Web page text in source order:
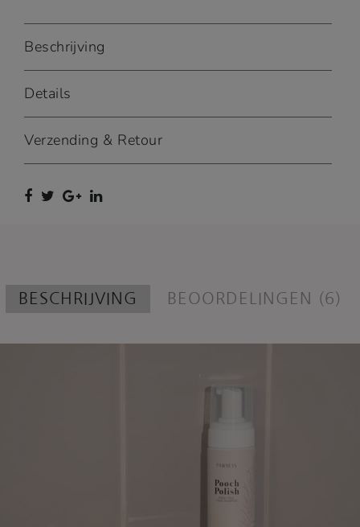
Beschrijving
Details
Verzending & Retour
BESCHRIJVING BEOORDELINGEN (6)